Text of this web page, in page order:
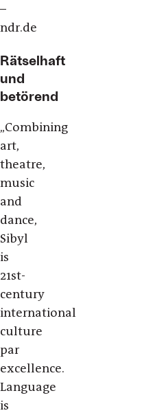
–
ndr.de
Rätselhaft
und
betörend
„Combining
art,
theatre,
music
and
dance,
Sibyl
is
21st-
century
international
culture
par
excellence.
Language
is